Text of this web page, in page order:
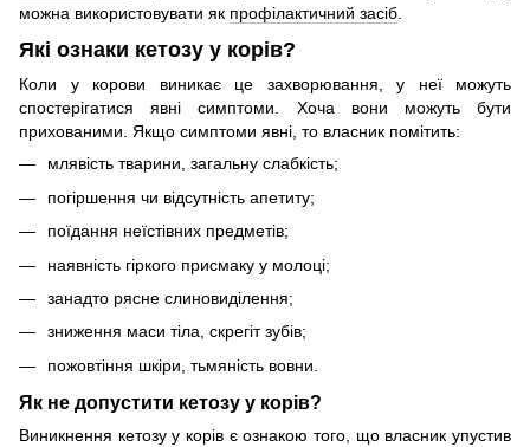
можна використовувати як профілактичний засіб
Які ознаки кетозу у корів?
Коли у корови виникає це захворювання, у неї можуть
спостерігатися явні симптоми. Хоча вони можуть бути
прихованими. Якщо симптоми явні, то власник помітить:
млявість тварини, загальну слабкість;
погіршення чи відсутність апетиту;
поїдання неїстівних предметів;
наявність гіркого присмаку у молоці;
занадто рясне слиновиділення;
зниження маси тіла, скрегіт зубів;
пожовтіння шкіри, тьмяність вовни.
Як не допустити кетозу у корів?
Виникнення кетозу у корів є ознакою того, що власник упустив